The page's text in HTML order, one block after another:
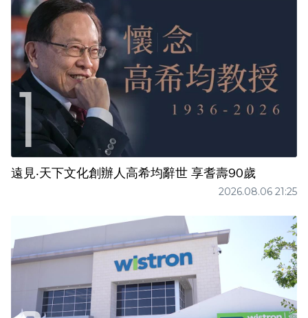
遠見‧天下文化創辦人高希均辭世 享耆壽90歲
2026.08.06 21:25